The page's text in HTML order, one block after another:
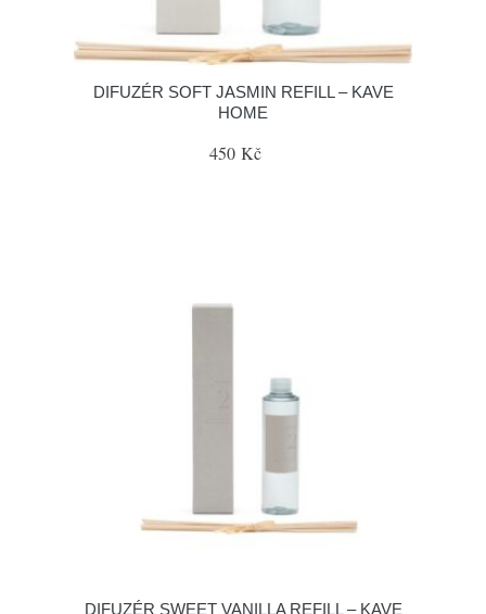
DIFUZÉR SOFT JASMIN REFILL – KAVE
HOME
450 Kč
DIFUZÉR SWEET VANILLA REFILL – KAVE